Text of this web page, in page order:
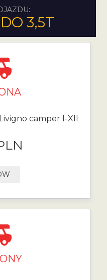
3,5T
camper I-XII